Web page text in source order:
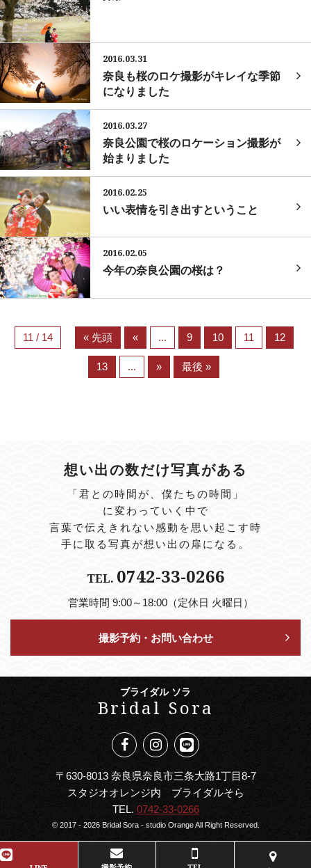
2016.03.31
奈良も桜のロケ撮影がキレイな季節
になりました
2016.03.27
奈良公園で桜のロケーション撮影が
始まりました
2016.02.25
いい表情を引き出すということ
2016.02.05
今年の奈良公園の桜は？
11 / 14 « 先頭 « ... 9 10 11 12
13 ... » 最後 »
想い出の数だけ写真がある
「君との時間が、僕たちの時間」
に変わっていく中で
言葉で伝えきれない感動を思い起こす時
手に取る写真が想い出の扉になる。
TEL. 0742-33-0266
営業時間 9:00～18:00（定休日 火曜日）
撮影予約・お問い合わせ
ブライダル ソラ
Bridal Sora
〒630-8013 奈良県奈良市三条大路1丁目8-7
スタジオオレンジ内 ブライダルそら
TEL. 0742-33-0266
© 2017 - 2026 Bridal Sora - studio Orange All Right Reserved.